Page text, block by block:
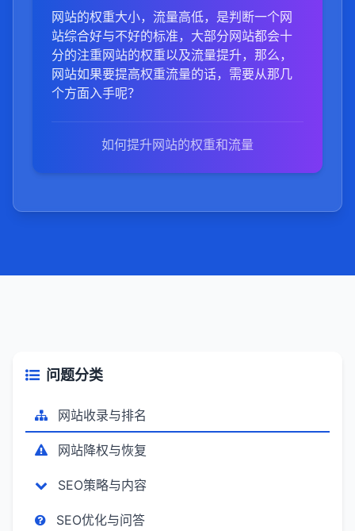
网站的权重大小，流量高低，是判断一个网
站综合好与不好的标准，大部分网站都会十
分的注重网站的权重以及流量提升，那么，
网站如果要提高权重流量的话，需要从那几
个方面入手呢？
如何提升网站的权重和流量
问题分类
网站收录与排名
网站降权与恢复
SEO策略与内容
SEO优化与问答